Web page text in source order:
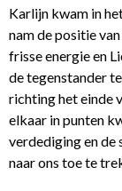
Karlijn kwam in
nam de positie
frisse energie en
de tegenstander
richting het einde
elkaar in punten
verdediging en de
naar ons toe te